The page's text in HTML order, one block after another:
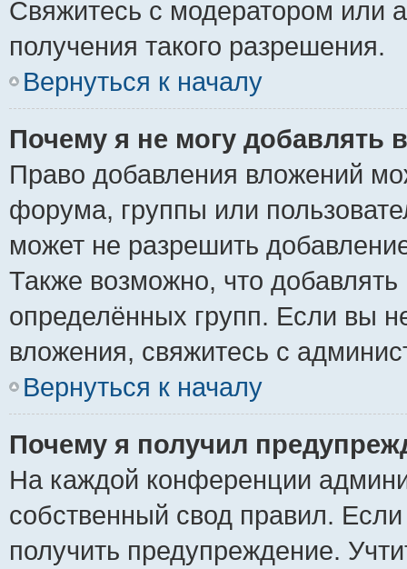
Свяжитесь с модератором или
получения такого разрешения.
Вернуться к началу
Почему я не могу добавлять
Право добавления вложений
форума, группы или
может не разрешить
Также возможно, что
определённых групп. Если вы
вложения, свяжитесь с
Вернуться к началу
Почему я получил
На каждой конференции
собственный свод правил.
получить предупреждение.